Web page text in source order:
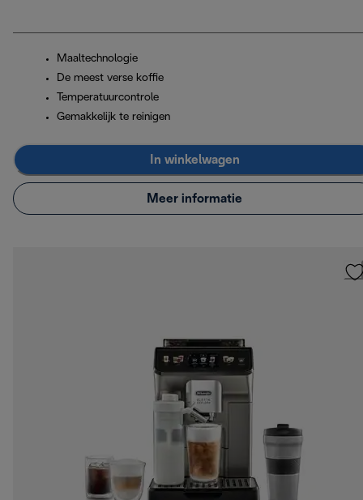
Maaltechnologie
De meest verse koffie
Temperatuurcontrole
Gemakkelijk te reinigen
In winkelwagen
Meer informatie